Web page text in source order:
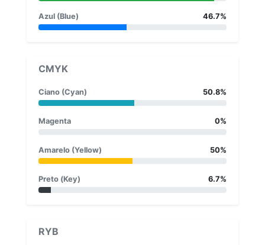
Azul (Blue) 46.7%
CMYK
Ciano (Cyan) 50.8%
Magenta 0%
Amarelo (Yellow) 50%
Preto (Key) 6.7%
RYB